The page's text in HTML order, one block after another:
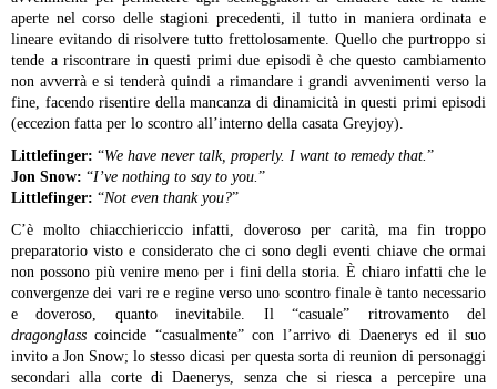
aperte nel corso delle stagioni precedenti, il tutto in maniera ordinata e
lineare evitando di risolvere tutto frettolosamente. Quello che purtroppo si
tende a riscontrare in questi primi due episodi è che questo cambiamento
non avverrà e si tenderà quindi a rimandare i grandi avvenimenti verso la
fine, facendo risentire della mancanza di dinamicità in questi primi episodi
(eccezion fatta per lo scontro all’interno della casata Greyjoy).
Littlefinger: “We have never talk, properly. I want to remedy that.”
Jon Snow: “I’ve nothing to say to you.”
Littlefinger: “Not even thank you?”
C’è molto chiacchiericcio infatti, doveroso per carità, ma fin troppo
preparatorio visto e considerato che ci sono degli eventi chiave che ormai
non possono più venire meno per i fini della storia. È chiaro infatti che le
convergenze dei vari re e regine verso uno scontro finale è tanto necessario
e doveroso, quanto inevitabile. Il “casuale” ritrovamento del
dragonglass coincide “casualmente” con l’arrivo di Daenerys ed il suo
invito a Jon Snow; lo stesso dicasi per questa sorta di reunion di personaggi
secondari alla corte di Daenerys, senza che si riesca a percepire una